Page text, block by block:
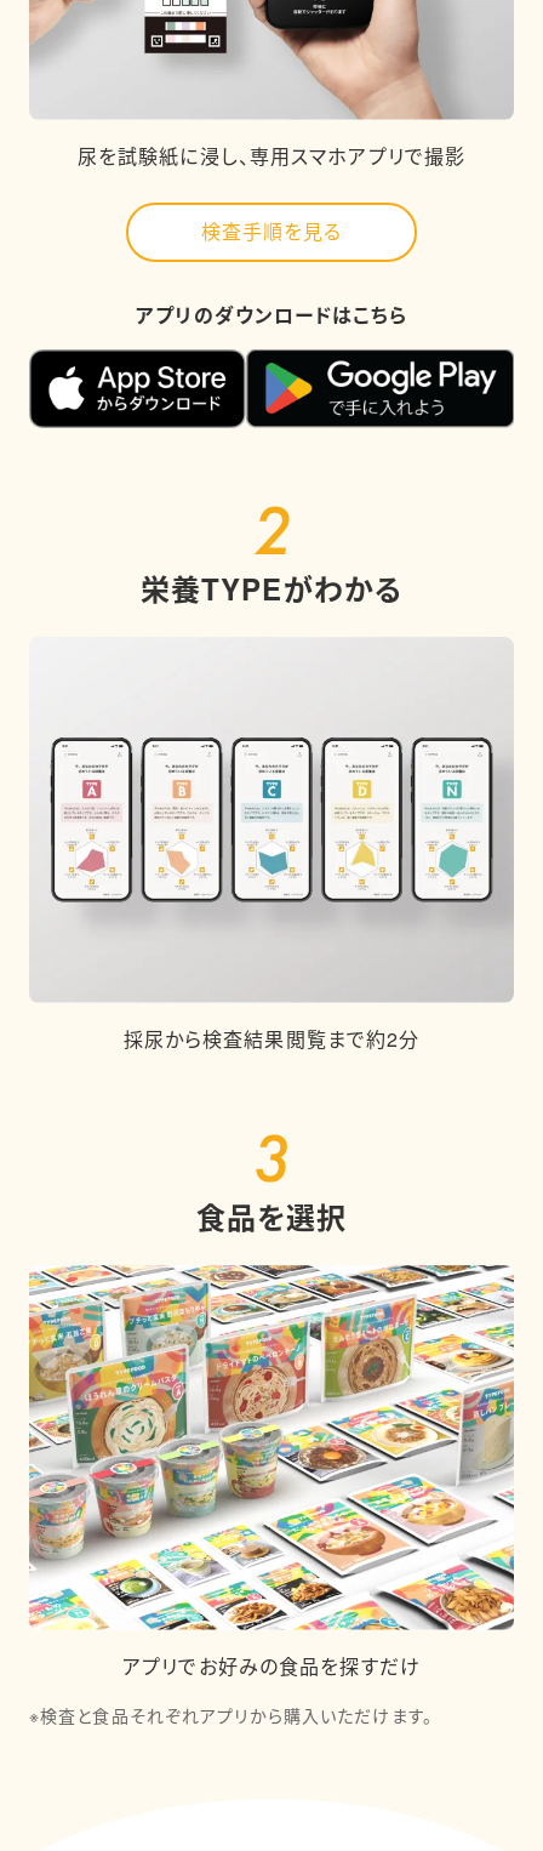
尿を試験紙に浸し、専用スマホアプリで撮影
検査手順を見る
アプリのダウンロードはこちら
栄養TYPEがわかる
採尿から検査結果閲覧まで約2分
食品を選択
アプリでお好みの食品を探すだけ
※検査と食品それぞれアプリから購入いただけます。